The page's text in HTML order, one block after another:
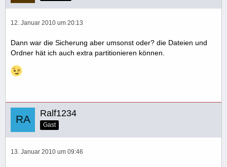
12. Januar 2010 um 20:13
Dann war die Sicherung aber umsonst oder? die Dateien und
Ordner hät ich auch extra partitionieren können.
Ralf1234
Gast
13. Januar 2010 um 09:46